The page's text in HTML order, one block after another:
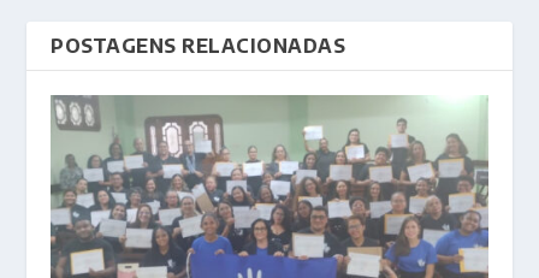
POSTAGENS RELACIONADAS